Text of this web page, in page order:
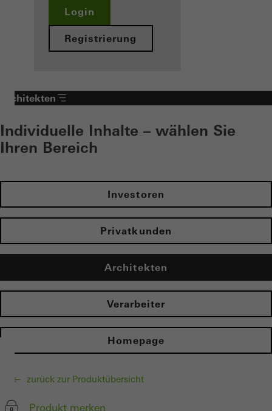
Login
Registrierung
Architekten
Individuelle Inhalte – wählen Sie
Ihren Bereich
Investoren
Privatkunden
Architekten
Verarbeiter
Homepage
zurück zur Produktübersicht
Produkt merken